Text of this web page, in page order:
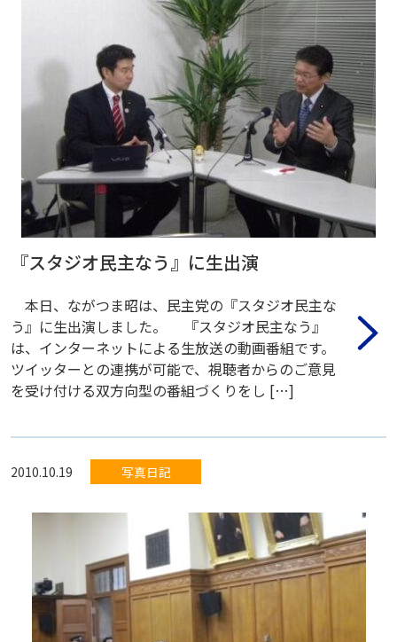
『スタジオ民主なう』に生出演
本日、ながつま昭は、民主党の『スタジオ民主な
う』に生出演しました。 『スタジオ民主なう』
は、インターネットによる生放送の動画番組です。
ツイッターとの連携が可能で、視聴者からのご意見
を受け付ける双方向型の番組づくりをし […]
2010.10.19 写真日記